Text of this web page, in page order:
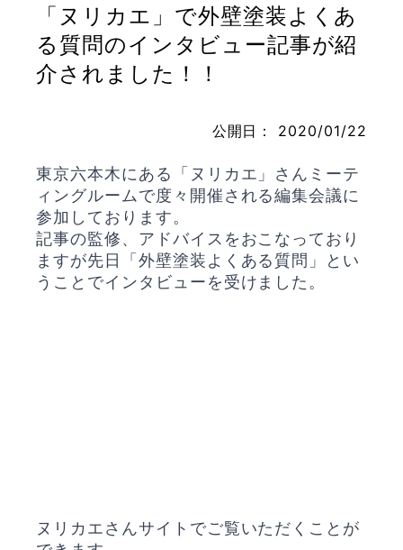
お問い合わせ
「ヌリカエ」で外壁塗装よくあ
る質問のインタビュー記事が紹
介されました！！
公開日： 2020/01/22
東京六本木にある「ヌリカエ」さんミーテ
ィングルームで度々開催される編集会議に
参加しております。
記事の監修、アドバイスをおこなっており
ますが先日「外壁塗装よくある質問」とい
うことでインタビューを受けました。
ヌリカエさんサイトでご覧いただくことが